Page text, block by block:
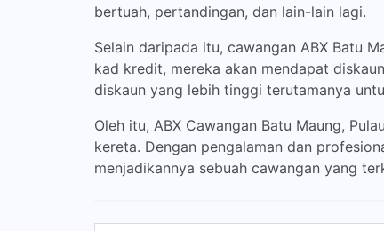
bertuah, pertandingan, dan lain-lain lagi.
Selain daripada itu, cawangan ABX Batu
kad kredit, mereka akan mendapat
diskaun yang lebih tinggi terutamanya
Oleh itu, ABX Cawangan Batu Maung,
kereta. Dengan pengalaman dan
menjadikannya sebuah cawangan yang